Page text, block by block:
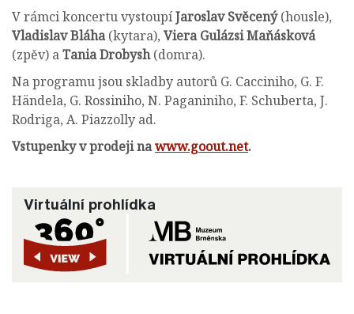
V rámci koncertu vystoupíJaroslav Svěcený(housle),
Vladislav Bláha(kytara), Viera Gulázsi Maňásková
(zpěv) aTania Drobysh(domra).
Na programu jsou skladby autorů G. Cacciniho, G. F.
Händela, G. Rossiniho, N. Paganiniho, F. Schuberta, J.
Rodriga, A. Piazzolly ad.
Vstupenky v prodeji nawww.goout.net.
Virtuální prohlídka